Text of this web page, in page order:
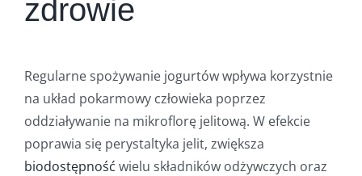
zdrowie
Regularne spożywanie jogurtów wpływa korzystnie
na układ pokarmowy człowieka poprzez
oddziaływanie na mikroflorę jelitową. W efekcie
poprawia się perystaltyka jelit, zwiększa
biodostępność wielu składników odżywczych oraz